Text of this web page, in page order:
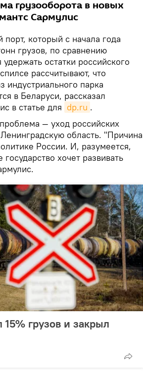
грузооборота в новых
Сармулис
порт, который с начала года
грузов, по сравнению
остатки российского
рассчитывают, что
индустриального парка
в Беларуси, рассказал
в статье для dp.ru .
— уход российских
область. "Причина
России. И, разумеется,
хочет развивать
грузов и закрыл